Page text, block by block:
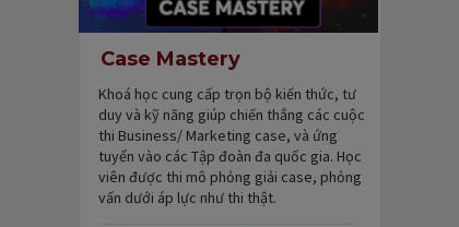
Khoá học cung cấp trọn bộ kiến thức, tư
duy và kỹ năng giúp chiến thắng các cuộc
thi Business/ Marketing case, và ứng
tuyển vào các Tập đoàn đa quốc gia. Học
viên được thi mô phỏng giải case, phỏng
vấn dưới áp lực như thi thật.
Case Mastery